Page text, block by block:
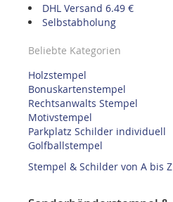
DHL Versand 6.49 €
Selbstabholung
Beliebte Kategorien
Holzstempel
Bonuskartenstempel
Rechtsanwalts Stempel
Motivstempel
Parkplatz Schilder individuell
Golfballstempel
Stempel & Schilder von A bis Z